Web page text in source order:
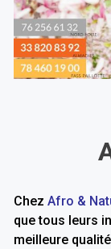
Chez Afro &
que tous leurs
meilleure